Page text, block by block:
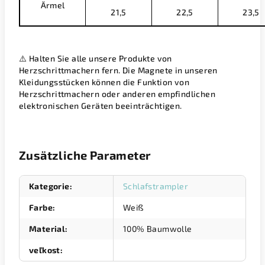
Ärmel
21,5 22,5 23,5
⚠️ Halten Sie alle unsere Produkte von
Herzschrittmachern fern. Die Magnete in unseren
Kleidungsstücken können die Funktion von
Herzschrittmachern oder anderen empfindlichen
elektronischen Geräten beeinträchtigen.
Zusätzliche Parameter
Kategorie: Schlafstrampler
Farbe: Weiß
Material: 100% Baumwolle
veľkost: